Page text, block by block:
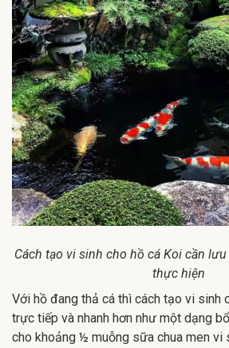
Cách tạo vi sinh cho hồ cá Koi cần
thực hiện
Với hồ đang thả cá thì cách tạo vi sinh
trực tiếp và nhanh hơn như một dạng
cho khoảng ½ muỗng sữa chua men vi